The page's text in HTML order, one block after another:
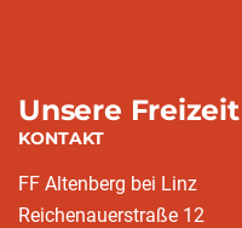
Unsere
KONTAKT
FF Altenberg bei Linz
Reichenauerstraße 12